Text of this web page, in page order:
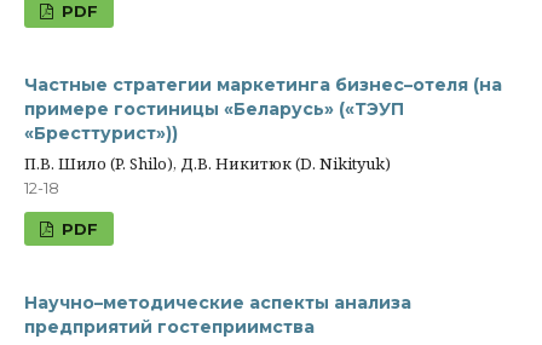
PDF
Частные стратегии маркетинга бизнес–отеля (на
примере гостиницы «Беларусь» («ТЭУП
«Бресттурист»))
П.В. Шило (P. Shilo), Д.В. Никитюк (D. Nikityuk)
12-18
PDF
Научно–методические аспекты анализа
предприятий гостеприимства